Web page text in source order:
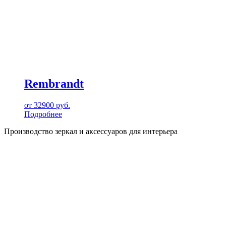
Rembrandt
от 32900 руб.
Подробнее
Производство зеркал и аксессуаров для интерьера